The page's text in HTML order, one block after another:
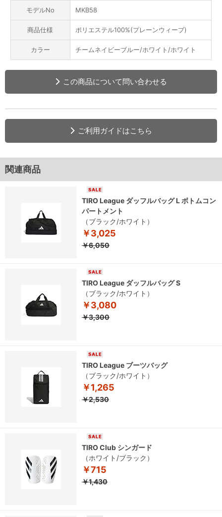
モデルNo MKB58
商品仕様 ポリエステル100%(プレーンウィーブ)
カラー チームネイビーブルー/ホワイト/ホワイト
この商品について問い合わせる
ご利用ガイドはこちら
関連商品
TIRO League ダッフルバッグ L ボトムコン
パートメント
（ブラック/ホワイト）
￥3,025
￥6,050
TIRO League ダッフルバッグ S
（ブラック/ホワイト）
￥3,080
￥3,300
TIRO League ブーツバッグ
（ブラック/ホワイト）
￥1,265
￥2,530
TIRO Club シンガード
（ホワイト/ブラック）
￥715
￥1,430